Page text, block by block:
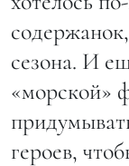
сезона. И
«морской»
героев,